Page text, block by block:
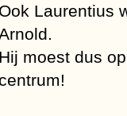
Ook Laurentius
Hij moest dus